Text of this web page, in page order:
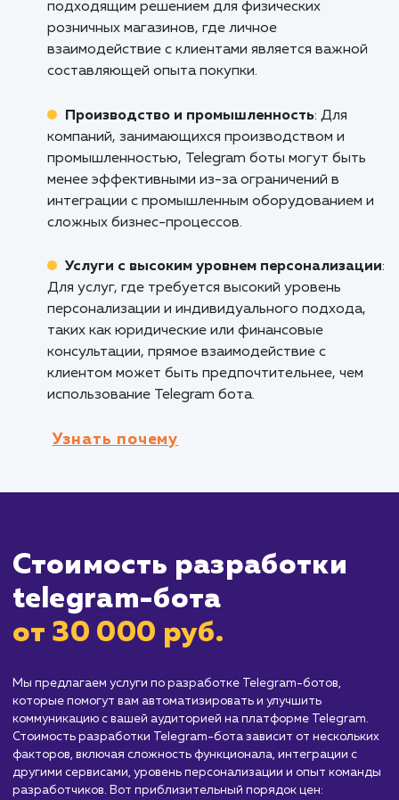
учреждений и тренинговых центров. Боты
предоставлять расписание занятий,
для самостоятельного обучения,
помочь в проведении онлайн-тестирования
оценивании успеваемости студентов.
Стартапы и малый бизнес: Telegram
предоставляют преимущества для
малого бизнеса. Они могут использоваться
сбора обратной связи от клиентов,
предоставления информации о продукте
услуге. Боты также могут интегрироваться с
платежными системами для удобного
оформления заказов и оплаты.
Разработка Telegram бота может не быть
взаимодействие с клиентами является
составляющей опыта покупки.
Производство и промышленность
промышленностью, Telegram боты могут
менее эффективными из-за ограничений в
интеграции с промышленным
сложных бизнес-процессов.